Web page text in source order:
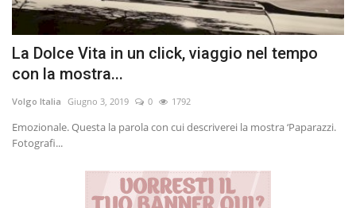
Dicono di noi
Entra nel Team
Volgo Academy
Tecnologia
La Dolce Vita in un click, viaggio nel tempo
con la mostra...
Volgo Italia Giugno 3, 2019 0 1792
Emozionale. Questa la parola con cui descriverei la mostra ‘Paparazzi.
Fotografi...